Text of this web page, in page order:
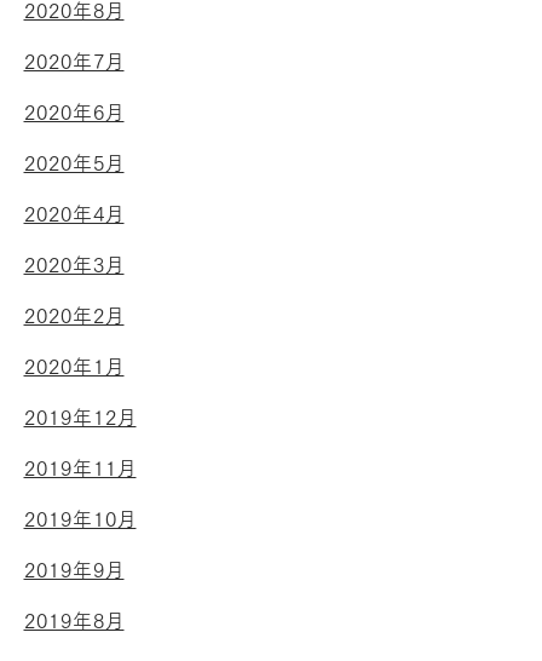
2020年8月
2020年7月
2020年6月
2020年5月
2020年4月
2020年3月
2020年2月
2020年1月
2019年12月
2019年11月
2019年10月
2019年9月
2019年8月